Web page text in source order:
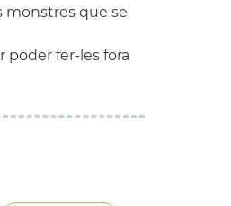
monstres que se
poder fer-les fora